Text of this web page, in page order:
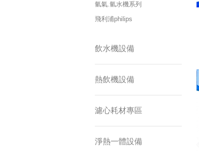
氫氣.氫水機系列
飛利浦philips
飲水機設備
熱飲機設備
濾心耗材專區
淨熱一體設備